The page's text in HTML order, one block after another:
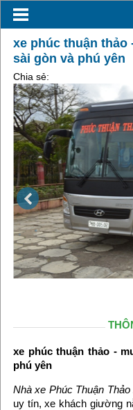
xe phúc thuận thảo
sài gòn và phú yên
Chia sẻ:
xe phúc thuận thảo -
phú yên
Nhà xe Phúc Thuận Thảo
uy tín, xe khách giường